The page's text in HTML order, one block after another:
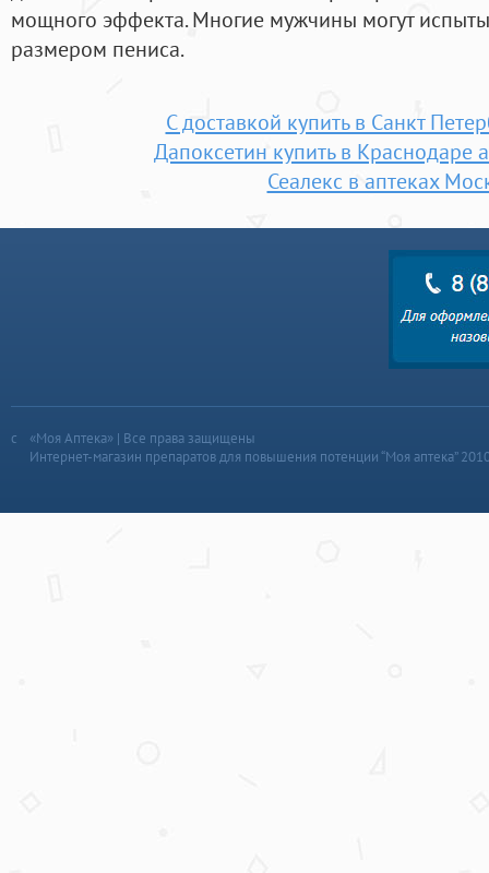
мощного эффекта. Многие мужчины могут
размером пениса.
С доставкой купить в Санкт
Дапоксетин купить в Краснодаре
Сеалекс в аптеках
«Моя Аптека» | Все права защищены
Интернет-магазин препаратов для повышения потенции “Моя аптека”